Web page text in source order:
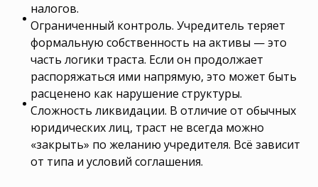
налогов.
Ограниченный контроль. Учредитель теряет
формальную собственность на активы — это
часть логики траста. Если он продолжает
распоряжаться ими напрямую, это может быть
расценено как нарушение структуры.
Сложность ликвидации. В отличие от обычных
юридических лиц, траст не всегда можно
«закрыть» по желанию учредителя. Всё зависит
от типа и условий соглашения.